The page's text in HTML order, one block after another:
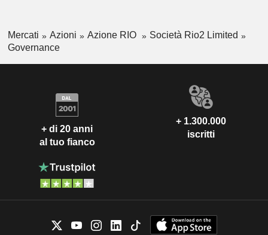
Mercati Azioni Azione RIO
Società Rio2 Limited
Governance
+ di 20 anni
al tuo fianco
+ 1.300.000
iscritti